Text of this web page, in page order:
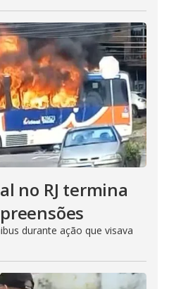
no RJ termina
durante ação que visava